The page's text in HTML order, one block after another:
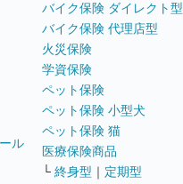
ル
バイク保険 ダイレクト型
バイク保険 代理店型
火災保険
学資保険
ペット保険
ペット保険 小型犬
ペット保険 猫
医療保険商品
└ 終身型 ｜ 定期型